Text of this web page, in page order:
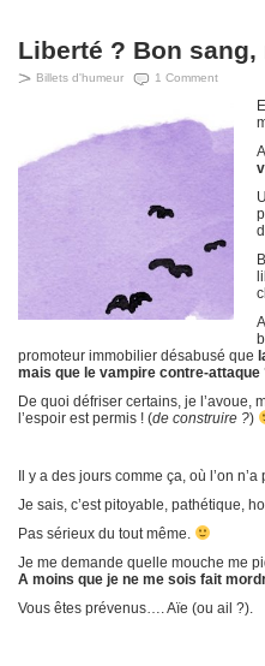
Liberté ? Bon sang,
Billets d'humeur 1 Comment
promoteur immobilier désabusé que
mais que le vampire contre-attaque
De quoi défriser certains, je
l’espoir est permis ! (de construire ?)
Il y a des jours comme ça, où l’on
Je sais, c’est pitoyable, pathétique,
Pas sérieux du tout même.
Je me demande quelle mouche me
A moins que je ne me sois fait
Vous êtes prévenus…. Aïe (ou ail ?).